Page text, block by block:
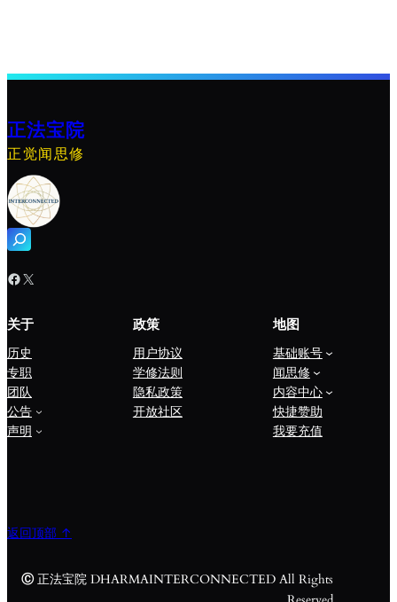
正法宝院
正觉闻思修
搜
索
Facebook X
关于
历史
专职
团队
公告
声明
政策
用户协议
学修法则
隐私政策
开放社区
地图
基础账号
闻思修
内容中心
快捷赞助
我要充值
返回顶部 ↑
Ⓒ正法宝院 DHARMAINTERCONNECTED All Rights